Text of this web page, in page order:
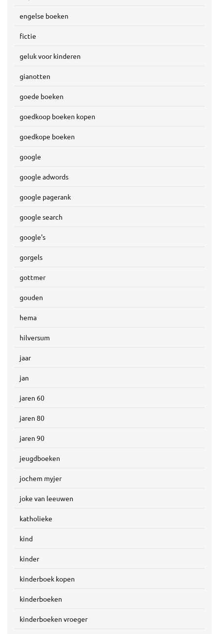
engelse boeken
fictie
geluk voor kinderen
gianotten
goede boeken
goedkoop boeken kopen
goedkope boeken
google
google adwords
google pagerank
google search
google's
gorgels
gottmer
gouden
hema
hilversum
jaar
jan
jaren 60
jaren 80
jaren 90
jeugdboeken
jochem myjer
joke van leeuwen
katholieke
kind
kinder
kinderboek kopen
kinderboeken
kinderboeken vroeger